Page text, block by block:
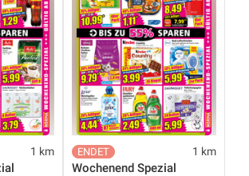
1 km 1 km
Wochenend Spezial